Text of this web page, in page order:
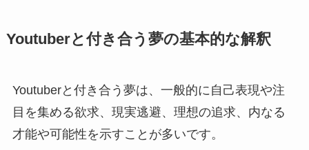
Youtuberと付き合う夢の基本的な解釈
Youtuberと付き合う夢は、一般的に自己表現や注
目を集める欲求、現実逃避、理想の追求、内なる
才能や可能性を示すことが多いです。